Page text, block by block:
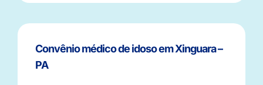
Convênio médico de idoso em Xinguara –
PA